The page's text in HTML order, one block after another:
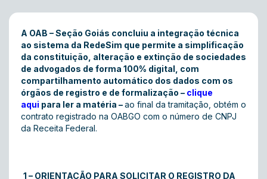
A OAB – Seção Goiás concluiu a integração técnica
ao sistema da RedeSim que permite a simplificação
da constituição, alteração e extinção de sociedades
de advogados de forma 100% digital, com
compartilhamento automático dos dados com os
órgãos de registro e de formalização – clique
aqui para ler a matéria –ao final da tramitação, obtém o
contrato registrado na OABGO com o número de CNPJ
da Receita Federal.
1 – ORIENTAÇÃO PARA SOLICITAR O REGISTRO DA